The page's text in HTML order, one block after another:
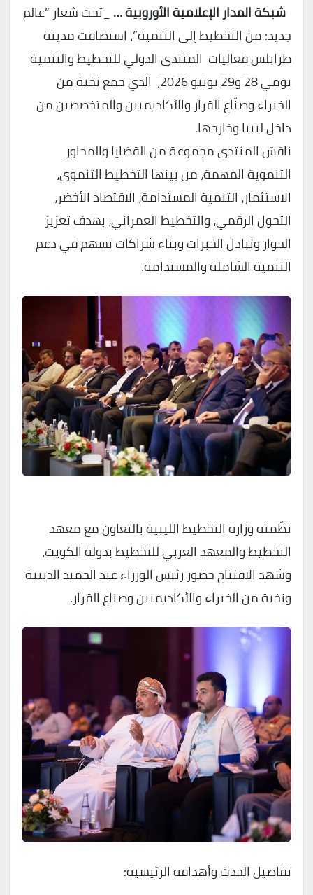
شبكة المدار الإعلامية الأوروبية …_تحت شعار “عالم
جديد: من التخطيط إلى التنمية”، استضافت مدينة
طرابلس فعاليات المنتدى الدولي للتخطيط والتنمية
يومي 28 و29 يونيو 2026، الذي جمع نخبة من
الخبراء وصنّاع القرار والأكاديميين والمتخصصين من
داخل ليبيا وخارجها.
ناقش المنتدى مجموعة من القضايا والمحاور
التنموية المهمة، من بينها التخطيط التنموي،
الاستثمار، التنمية المستدامة، الاقتصاد الأخضر،
التحول الرقمي، والتخطيط العمراني، بهدف تعزيز
الحوار وتبادل الخبرات وبناء شراكات تسهم في دعم
التنمية الشاملة والمستدامة.
نظّمته وزارة التخطيط الليبية بالتعاون مع معهد
التخطيط والمعهد العربي للتخطيط بدولة الكويت،
وشهد الافتتاح حضور رئيس الوزراء عبد الحميد الدبيبة
ونخبة من الخبراء والأكاديميين وصناع القرار.
تفاصيل الحدث وأهدافه الرئيسية: